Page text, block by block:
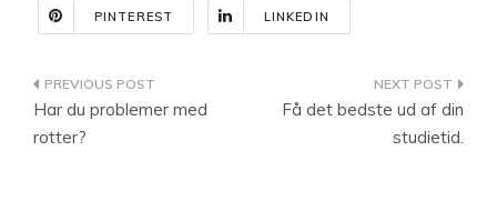
PINTEREST LINKEDIN
Indlægsnavigation
Har du problemer med
rotter?
Få det bedste ud af din
studietid.